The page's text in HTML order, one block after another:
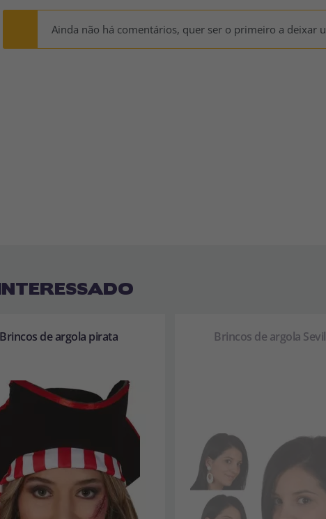
Ainda não há comentários, quer ser o primeiro a deixar
Brincos de argola pirata Brincos de argola